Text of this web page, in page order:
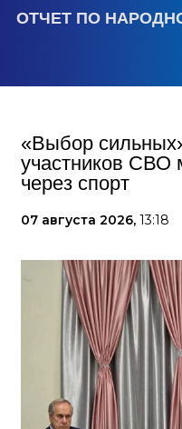
ОТЧЕТ ПО
«Выбор
участников СВО
через спорт
07 августа 2026, 13:18